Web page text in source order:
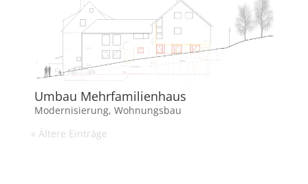
Umbau Mehrfamilienhaus
Modernisierung, Wohnungsbau
« Ältere Einträge